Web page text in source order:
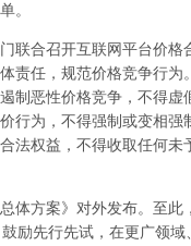
。
合召开互联网平台价格
责任，规范价格竞争行为
制恶性价格竞争，不得虚
行为，不得强制或变相强
法权益，不得收取任何未
方案》对外发布。至此
励先行先试，在更广领域